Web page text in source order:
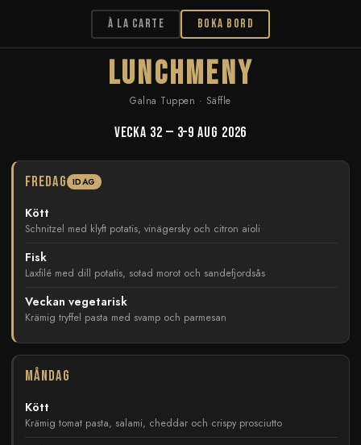
À la carte BOKA BORD
LUNCHMENY
Galna Tuppen · Säffle
Vecka 32 — 3–9 aug 2026
Måndag
Kött
Krämig tomat pasta, salami, cheddar och crispy prosciutto
Fredag IDAG
Kött
Schnitzel med klyft potatis, vinägersky och citron aioli
Fisk
Laxfilé med dill potatis, sotad morot och sandefjordsås
Veckan vegetarisk
Krämig tryffel pasta med svamp och parmesan